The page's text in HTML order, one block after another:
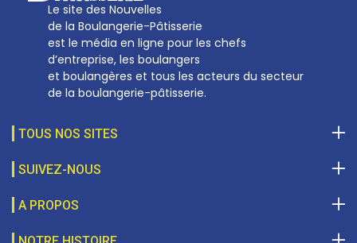
Le site des Nouvelles
de la Boulangerie-Pâtisserie
est le média en ligne pour les chefs
d’entreprise, les boulangers
et boulangères et tous les acteurs du secteur
de la boulangerie-pâtisserie.
TOUS NOS SITES
SUIVEZ-NOUS
A PROPOS